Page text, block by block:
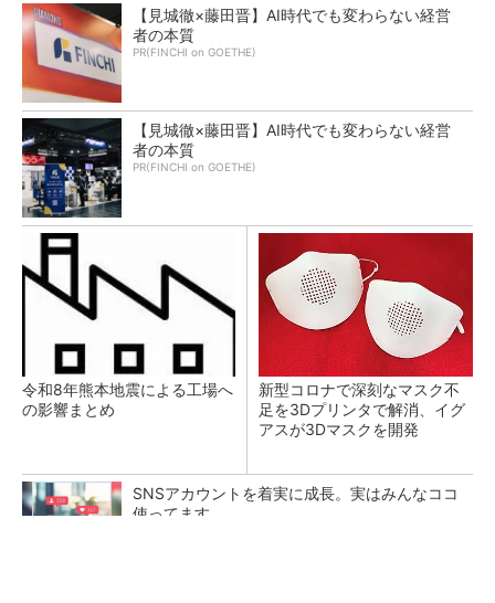
【見城徹×藤田晋】AI時代でも変わらない経営
者の本質
PR(FINCHI on GOETHE)
【見城徹×藤田晋】AI時代でも変わらない経営
者の本質
PR(FINCHI on GOETHE)
令和8年熊本地震による工場へ
の影響まとめ
新型コロナで深刻なマスク不
足を3Dプリンタで解消、イグ
アスが3Dマスクを開発
SNSアカウントを着実に成長。実はみんなココ
使ってます。